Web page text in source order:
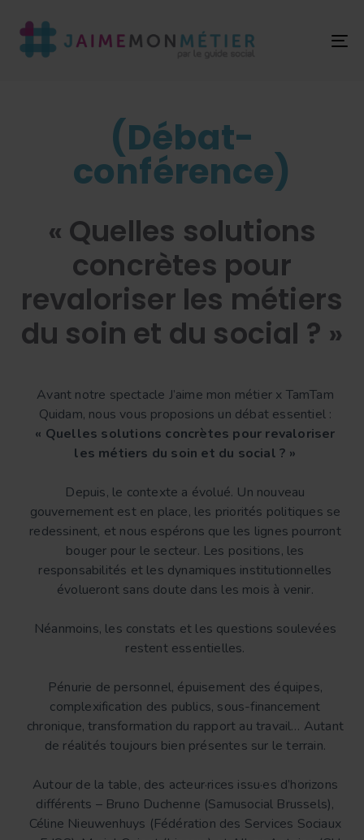
(Débat-
conférence)
« Quelles solutions
concrètes pour
revaloriser les métiers
du soin et du social ? »
Avant notre spectacle J’aime mon métier x TamTam
Quidam, nous vous proposions un débat essentiel :
« Quelles solutions concrètes pour revaloriser
les métiers du soin et du social ? »
Depuis, le contexte a évolué. Un nouveau
gouvernement est en place, les priorités politiques se
redessinent, et nous espérons que les lignes pourront
bouger pour le secteur. Les positions, les
responsabilités et les dynamiques institutionnelles
évolueront sans doute dans les mois à venir.
Néanmoins, les constats et les questions soulevées
restent essentielles.
Pénurie de personnel, épuisement des équipes,
complexification des publics, sous-financement
chronique, transformation du rapport au travail… Autant
de réalités toujours bien présentes sur le terrain.
Autour de la table, des acteur·rices issu·es d’horizons
différents – Bruno Duchenne (Samusocial Brussels),
Céline Nieuwenhuys (Fédération des Services Sociaux